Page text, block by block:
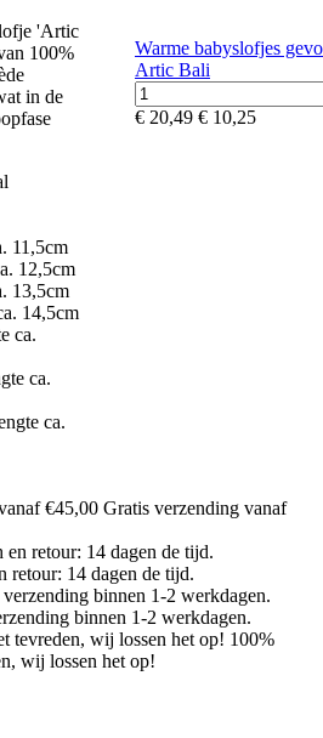
'Artic
100%
in de
11,5cm
12,5cm
13,5cm
14,5cm
ca.
ca.
ca.
Warme babyslofjes
Artic Bali
€ 20,49 € 10,25
Gratis verzending vanaf
retour: 14 dagen de tijd.
binnen 1-2 werkdagen.
100%
wij lossen het op!